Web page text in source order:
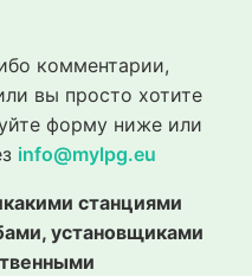
комментарии,
вы просто хотите
форму ниже или
info@mylpg.eu
станциями
установщиками